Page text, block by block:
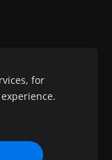
aizsargātas.
for